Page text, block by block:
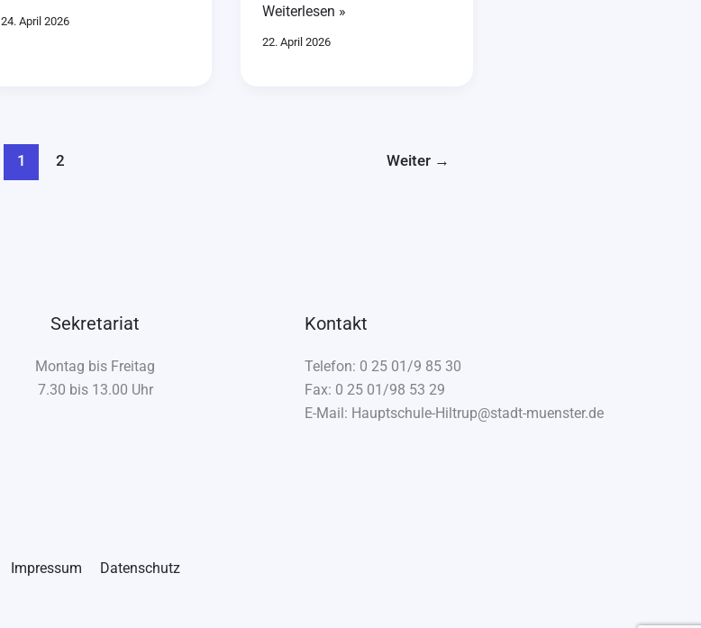
24. April 2026
Buchhandlung
Hiltrup
Weiterlesen »
22. April 2026
1 2 Weiter →
Sekretariat
Montag bis Freitag
7.30 bis 13.00 Uhr
Kontakt
Telefon: 0 25 01/9 85 30
Fax: 0 25 01/98 53 29
E-Mail: Hauptschule-Hiltrup@stadt-muenster.de
Impressum Datenschutz